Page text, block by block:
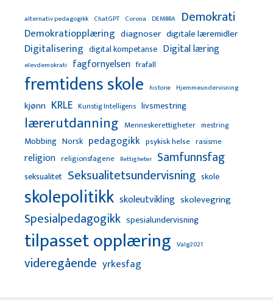
alternativ pedagogikk ChatGPT Corona DEMBRA Demokrati
Demokratiopplæring diagnoser digitale læremidler
Digitalisering digital kompetanse Digital læring
elevdemokrati fagfornyelsen frafall
fremtidens skole historie Hjemmeundervisning
kjønn KRLE Kunstig Intelligens livsmestring
lærerutdanning Menneskerettigheter mestring
Mobbing Norsk pedagogikk psykisk helse rasisme
religion religionsfagene Rettigheter Samfunnsfag
seksualitet Seksualitetsundervisning skole
skolepolitikk skoleutvikling skolevegring
Spesialpedagogikk spesialundervisning
tilpasset opplæring Valg2021
videregående yrkesfag